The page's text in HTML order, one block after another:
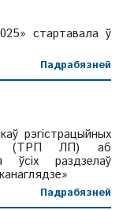
стартавала ў
Падрабязней
рэгістрацыйных
(ТРП ЛП) аб
ўсіх раздзелаў
Падрабязней